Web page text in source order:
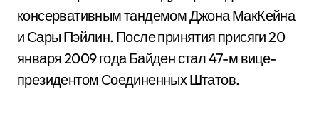
консервативным тандемом Джона МакКейна
и Сары Пэйлин. После принятия присяги 20
января 2009 года Байден стал 47-м вице-
президентом Соединенных Штатов.